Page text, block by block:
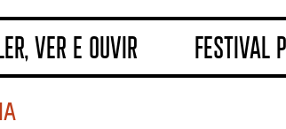
VER E OUVIR FESTIVAL